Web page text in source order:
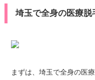
埼玉で全身の医療
まずは、埼玉で全身の医